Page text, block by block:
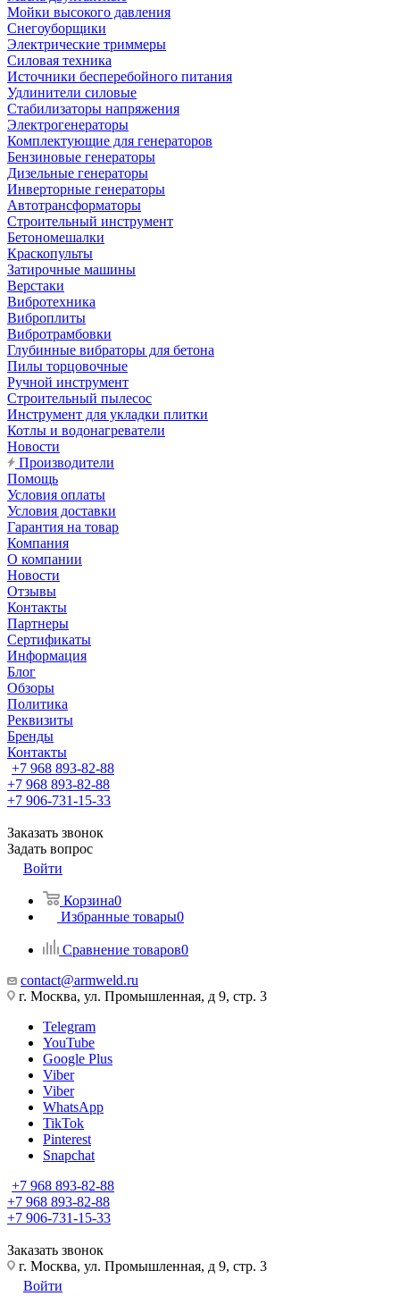
Мойки высокого давления
Снегоуборщики
Электрические триммеры
Силовая техника
Источники бесперебойного питания
Удлинители силовые
Стабилизаторы напряжения
Электрогенераторы
Комплектующие для генераторов
Бензиновые генераторы
Дизельные генераторы
Инверторные генераторы
Автотрансформаторы
Строительный инструмент
Бетономешалки
Краскопульты
Затирочные машины
Верстаки
Вибротехника
Виброплиты
Вибротрамбовки
Глубинные вибраторы для бетона
Пилы торцовочные
Ручной инструмент
Строительный пылесос
Инструмент для укладки плитки
Котлы и водонагреватели
Новости
Производители
Помощь
Условия оплаты
Условия доставки
Гарантия на товар
Компания
О компании
Новости
Отзывы
Контакты
Партнеры
Сертификаты
Информация
Блог
Обзоры
Политика
Реквизиты
Бренды
Контакты
+7 968 893-82-88
+7 968 893-82-88
+7 906-731-15-33
Заказать звонок
Задать вопрос
Войти
Корзина0
Избранные товары0
Сравнение товаров0
contact@armweld.ru
г. Москва, ул. Промышленная, д 9, стр. 3
Telegram
YouTube
Google Plus
Viber
Viber
WhatsApp
TikTok
Pinterest
Snapchat
+7 968 893-82-88
+7 968 893-82-88
+7 906-731-15-33
Заказать звонок
г. Москва, ул. Промышленная, д 9, стр. 3
Войти